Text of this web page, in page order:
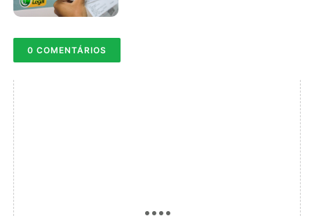
0 COMENTÁRIOS